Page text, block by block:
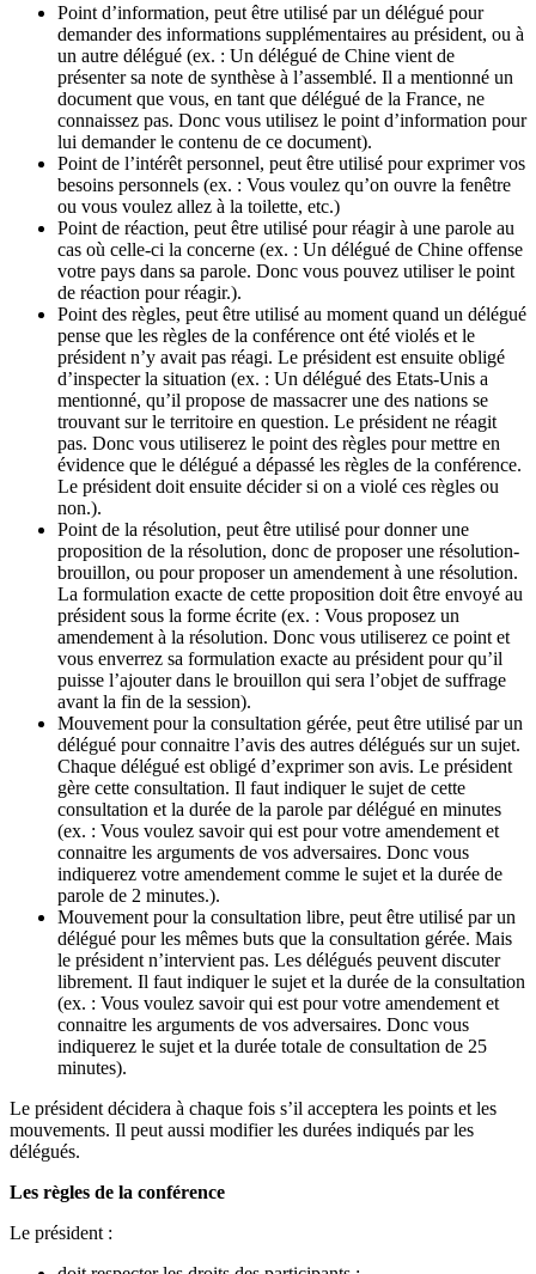
Point d’information, peut être utilisé par un délégué pour
demander des informations supplémentaires au président, ou à
un autre délégué (ex. : Un délégué de Chine vient de
présenter sa note de synthèse à l’assemblé. Il a mentionné un
document que vous, en tant que délégué de la France, ne
connaissez pas. Donc vous utilisez le point d’information pour
lui demander le contenu de ce document).
Point de l’intérêt personnel, peut être utilisé pour exprimer vos
besoins personnels (ex. : Vous voulez qu’on ouvre la fenêtre
ou vous voulez allez à la toilette, etc.)
Point de réaction, peut être utilisé pour réagir à une parole au
cas où celle-ci la concerne (ex. : Un délégué de Chine offense
votre pays dans sa parole. Donc vous pouvez utiliser le point
de réaction pour réagir.).
Point des règles, peut être utilisé au moment quand un délégué
pense que les règles de la conférence ont été violés et le
président n’y avait pas réagi. Le président est ensuite obligé
d’inspecter la situation (ex. : Un délégué des Etats-Unis a
mentionné, qu’il propose de massacrer une des nations se
trouvant sur le territoire en question. Le président ne réagit
pas. Donc vous utiliserez le point des règles pour mettre en
évidence que le délégué a dépassé les règles de la conférence.
Le président doit ensuite décider si on a violé ces règles ou
non.).
Point de la résolution, peut être utilisé pour donner une
proposition de la résolution, donc de proposer une résolution-
brouillon, ou pour proposer un amendement à une résolution.
La formulation exacte de cette proposition doit être envoyé au
président sous la forme écrite (ex. : Vous proposez un
amendement à la résolution. Donc vous utiliserez ce point et
vous enverrez sa formulation exacte au président pour qu’il
puisse l’ajouter dans le brouillon qui sera l’objet de suffrage
avant la fin de la session).
Mouvement pour la consultation gérée, peut être utilisé par un
délégué pour connaitre l’avis des autres délégués sur un sujet.
Chaque délégué est obligé d’exprimer son avis. Le président
gère cette consultation. Il faut indiquer le sujet de cette
consultation et la durée de la parole par délégué en minutes
(ex. : Vous voulez savoir qui est pour votre amendement et
connaitre les arguments de vos adversaires. Donc vous
indiquerez votre amendement comme le sujet et la durée de
parole de 2 minutes.).
Mouvement pour la consultation libre, peut être utilisé par un
délégué pour les mêmes buts que la consultation gérée. Mais
le président n’intervient pas. Les délégués peuvent discuter
librement. Il faut indiquer le sujet et la durée de la consultation
(ex. : Vous voulez savoir qui est pour votre amendement et
connaitre les arguments de vos adversaires. Donc vous
indiquerez le sujet et la durée totale de consultation de 25
minutes).
Le président décidera à chaque fois s’il acceptera les points et les
mouvements. Il peut aussi modifier les durées indiqués par les
délégués.
Les règles de la conférence
Le président :